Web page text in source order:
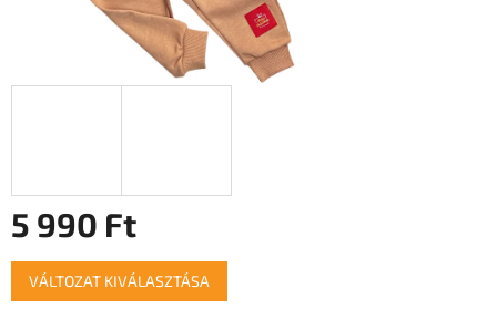
5 990 Ft
Egységár:
VÁLTOZAT KIVÁLASZTÁSA